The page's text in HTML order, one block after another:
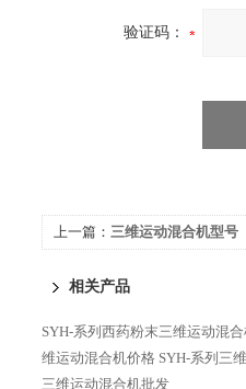
验证码：
上一篇： 三维运动混合机型号
相关产品
SYH-系列西药粉末三维运动混
维运动混合机价格 SYH-系列三
三维运动混合机批发